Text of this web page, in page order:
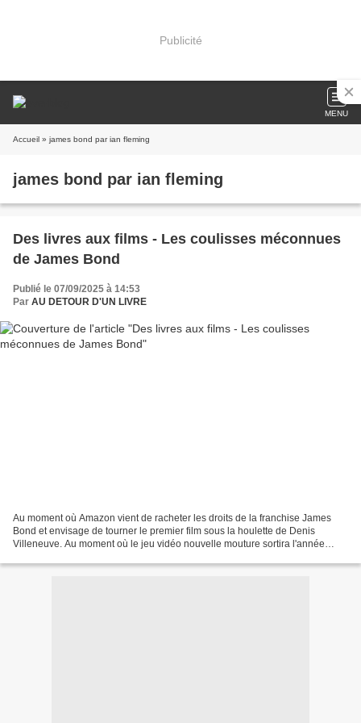
Publicité
MENU
Accueil » james bond par ian fleming
james bond par ian fleming
Des livres aux films - Les coulisses méconnues
de James Bond
Publié le 07/09/2025 à 14:53
Par AU DETOUR D'UN LIVRE
Au moment où Amazon vient de racheter les droits de la franchise James
Bond et envisage de tourner le premier film sous la houlette de Denis
Villeneuve. Au moment où le jeu vidéo nouvelle mouture sortira l'année